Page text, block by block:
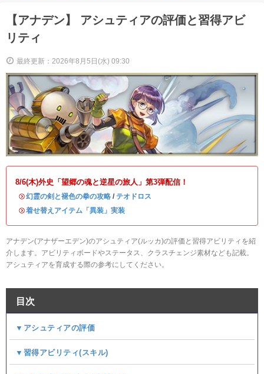
【アナデン】 アシュティアの評価と習得アビ
リティ
最終更新：2026年8月5日(水) 09:30
8/6(木)外史「望郷の魂と逆星の旅人」第3弾配信！
・幻霊の剣と褪色の拳の攻略 / テオドロス
・着せ替えアイテム「異装」実装
アナデン(アナザーエデン)のアシュティア(ルッカ)の評価と習得アビリティを紹
介します。アビリティボードやステータス、クラスチェンジ素材なども記載。
アシュティアを育成する際の参考にしてください。
目次
▼アシュティアの評価
▼習得アビリティ(スキル)